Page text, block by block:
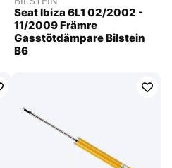
Seat Ibiza 6L1 02/2002 -
11/2009 Främre
Gasstötdämpare Bilstein
B6